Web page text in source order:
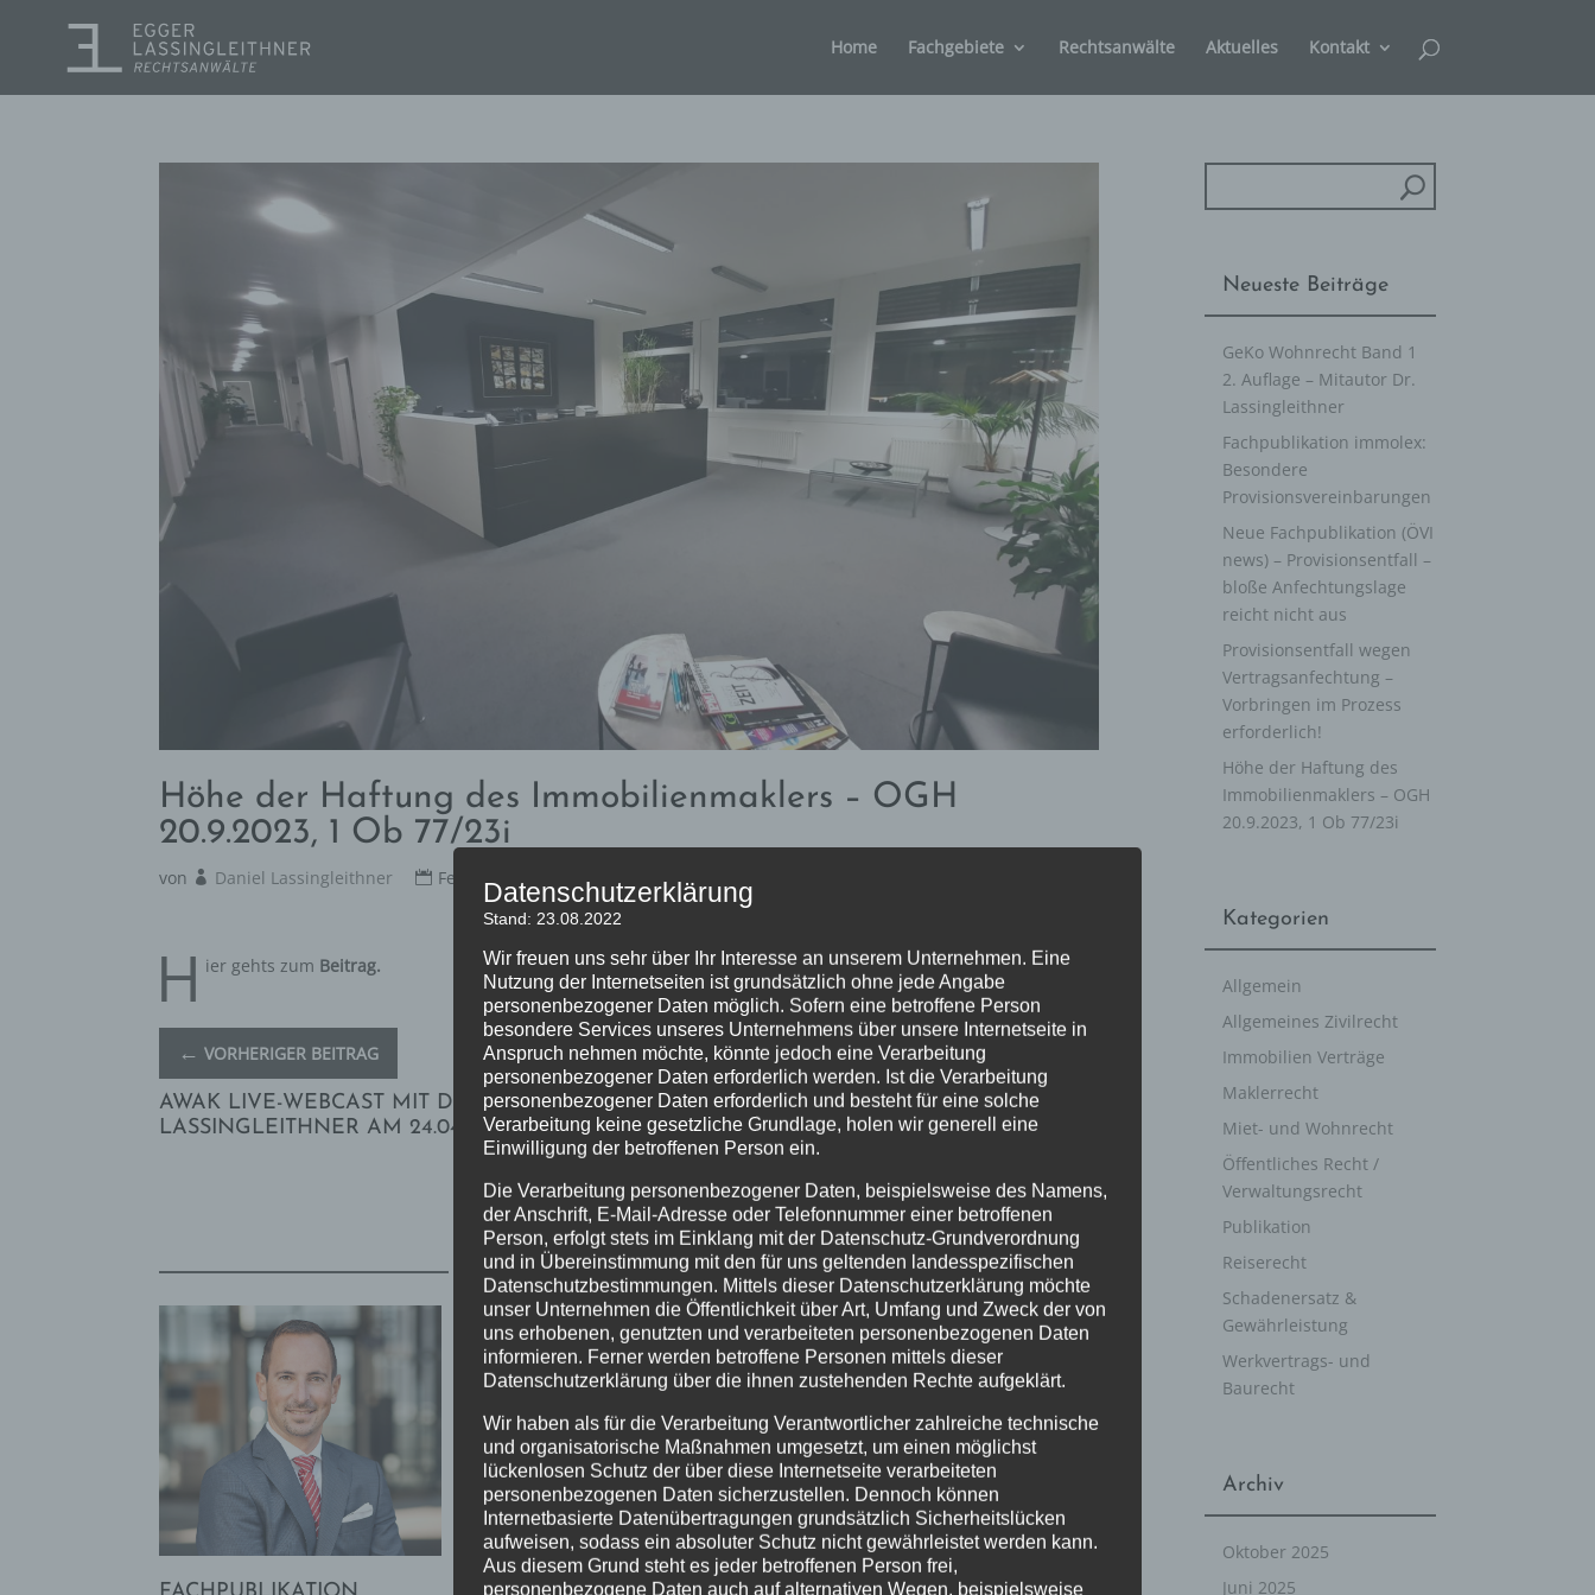
Home Fachgebiete Rechtsanwälte Aktuelles Kontakt
Höhe der Haftung des Immobilienmaklers – OGH
20.9.2023, 1 Ob 77/23i
von Daniel Lassingleithner Feb. 14 2024 Maklerrecht
H ier gehts zum Beitrag.
← VORHERIGER BEITRAG
AWAK LIVE-WEBCAST MIT DR.
LASSINGLEITHNER AM 24.04.2024
NÄCHSTER BEITRAG
PROVISIONSENTFALL WEGEN
VERTRAGSANFECHTUNG – VORBRINGEN
IM PROZESS ERFORDERLICH!
Das könnte Sie auch interessieren
PROVISIONSENTFALL
WEGEN
VERTRAGSANFECHTUNG
– VORBRINGEN IM
PROZESS ERFORDERLICH!
Neueste Beiträge
GeKo Wohnrecht Band 1
2. Auflage – Mitautor Dr.
Lassingleithner
Fachpublikation immolex:
Besondere
Provisionsvereinbarungen
Neue Fachpublikation (ÖVI
news) – Provisionsentfall –
bloße Anfechtungslage
reicht nicht aus
Provisionsentfall wegen
Vertragsanfechtung –
Vorbringen im Prozess
erforderlich!
Höhe der Haftung des
Immobilienmaklers – OGH
20.9.2023, 1 Ob 77/23i
Kategorien
Allgemein
Allgemeines Zivilrecht
Immobilien Verträge
Maklerrecht
Miet- und Wohnrecht
Öffentliches Recht /
Verwaltungsrecht
Publikation
Reiserecht
Schadenersatz &
Gewährleistung
Werkvertrags- und
Baurecht
Archiv
Oktober 2025
Juni 2025
Datenschutzerklärung
Stand: 23.08.2022
Wir freuen uns sehr über Ihr Interesse an unserem Unternehmen. Eine
Nutzung der Internetseiten ist grundsätzlich ohne jede Angabe
personenbezogener Daten möglich. Sofern eine betroffene Person
besondere Services unseres Unternehmens über unsere Internetseite in
Anspruch nehmen möchte, könnte jedoch eine Verarbeitung
personenbezogener Daten erforderlich werden. Ist die Verarbeitung
personenbezogener Daten erforderlich und besteht für eine solche
Verarbeitung keine gesetzliche Grundlage, holen wir generell eine
Einwilligung der betroffenen Person ein.
Die Verarbeitung personenbezogener Daten, beispielsweise des Namens,
der Anschrift, E-Mail-Adresse oder Telefonnummer einer betroffenen
Person, erfolgt stets im Einklang mit der Datenschutz-Grundverordnung
und in Übereinstimmung mit den für uns geltenden landesspezifischen
Datenschutzbestimmungen. Mittels dieser Datenschutzerklärung möchte
unser Unternehmen die Öffentlichkeit über Art, Umfang und Zweck der von
uns erhobenen, genutzten und verarbeiteten personenbezogenen Daten
informieren. Ferner werden betroffene Personen mittels dieser
Datenschutzerklärung über die ihnen zustehenden Rechte aufgeklärt.
Wir haben als für die Verarbeitung Verantwortlicher zahlreiche technische
und organisatorische Maßnahmen umgesetzt, um einen möglichst
lückenlosen Schutz der über diese Internetseite verarbeiteten
personenbezogenen Daten sicherzustellen. Dennoch können
Internetbasierte Datenübertragungen grundsätzlich Sicherheitslücken
aufweisen, sodass ein absoluter Schutz nicht gewährleistet werden kann.
Aus diesem Grund steht es jeder betroffenen Person frei,
personenbezogene Daten auch auf alternativen Wegen, beispielsweise